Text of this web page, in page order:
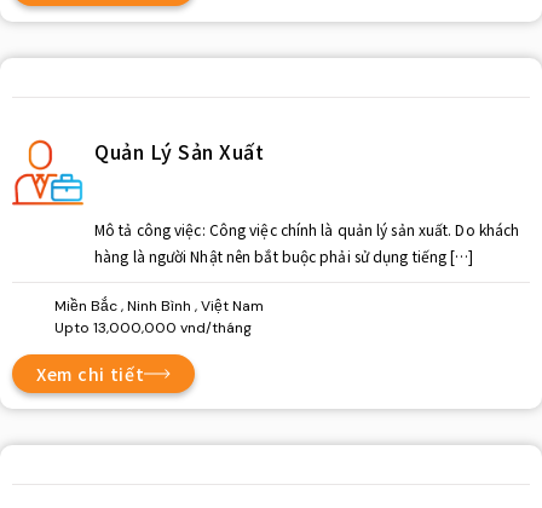
Quản Lý Sản Xuất
Mô tả công việc: Công việc chính là quản lý sản xuất. Do khách
hàng là người Nhật nên bắt buộc phải sử dụng tiếng […]
Miền Bắc , Ninh Bình , Việt Nam
Upto 13,000,000 vnd/tháng
Xem chi tiết